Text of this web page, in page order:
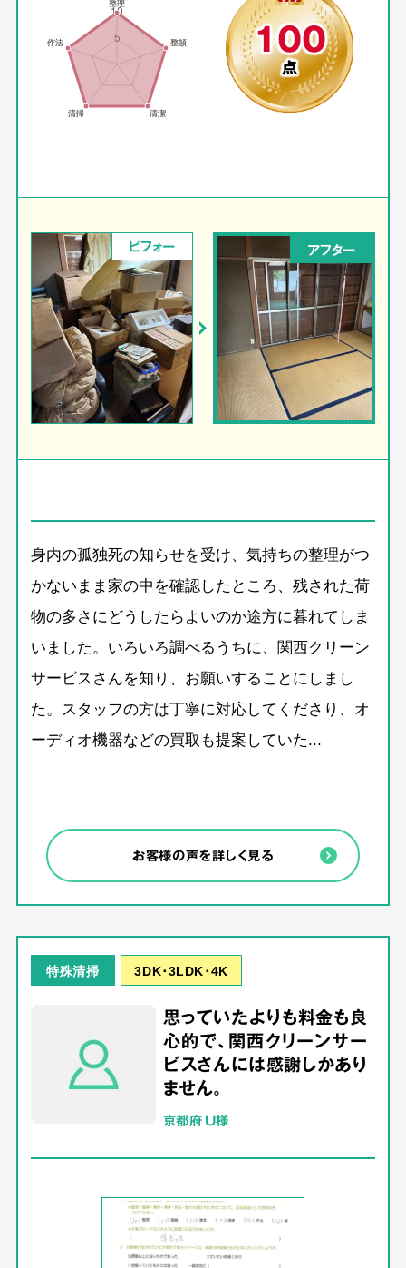
100
点
ビフォー アフター
身内の孤独死の知らせを受け、気持ちの整理がつ
かないまま家の中を確認したところ、残された荷
物の多さにどうしたらよいのか途方に暮れてしま
いました。いろいろ調べるうちに、関西クリーン
サービスさんを知り、お願いすることにしまし
た。スタッフの方は丁寧に対応してくださり、オ
ーディオ機器などの買取も提案していた...
お客様の声を詳しく見る
特殊清掃 3DK･3LDK･4K
思っていたよりも料金も良
心的で、関西クリーンサー
ビスさんには感謝しかあり
ません。
京都府 U様